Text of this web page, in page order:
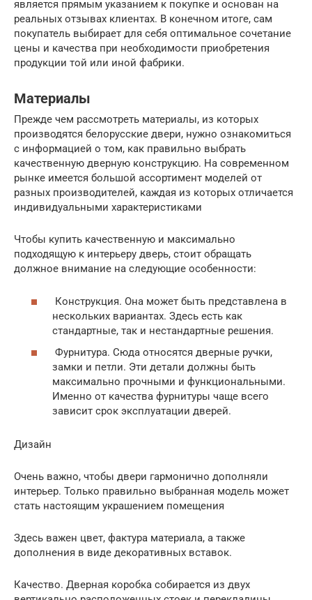
является прямым указанием к покупке и основан на
реальных отзывах клиентах. В конечном итоге, сам
покупатель выбирает для себя оптимальное сочетание
цены и качества при необходимости приобретения
продукции той или иной фабрики.
Материалы
Прежде чем рассмотреть материалы, из которых
производятся белорусские двери, нужно ознакомиться
с информацией о том, как правильно выбрать
качественную дверную конструкцию. На современном
рынке имеется большой ассортимент моделей от
разных производителей, каждая из которых отличается
индивидуальными характеристиками
Чтобы купить качественную и максимально
подходящую к интерьеру дверь, стоит обращать
должное внимание на следующие особенности:
Конструкция. Она может быть представлена в
нескольких вариантах. Здесь есть как
стандартные, так и нестандартные решения.
Фурнитура. Сюда относятся дверные ручки,
замки и петли. Эти детали должны быть
максимально прочными и функциональными.
Именно от качества фурнитуры чаще всего
зависит срок эксплуатации дверей.
Дизайн
Очень важно, чтобы двери гармонично дополняли
интерьер. Только правильно выбранная модель может
стать настоящим украшением помещения
Здесь важен цвет, фактура материала, а также
дополнения в виде декоративных вставок.
Качество. Дверная коробка собирается из двух